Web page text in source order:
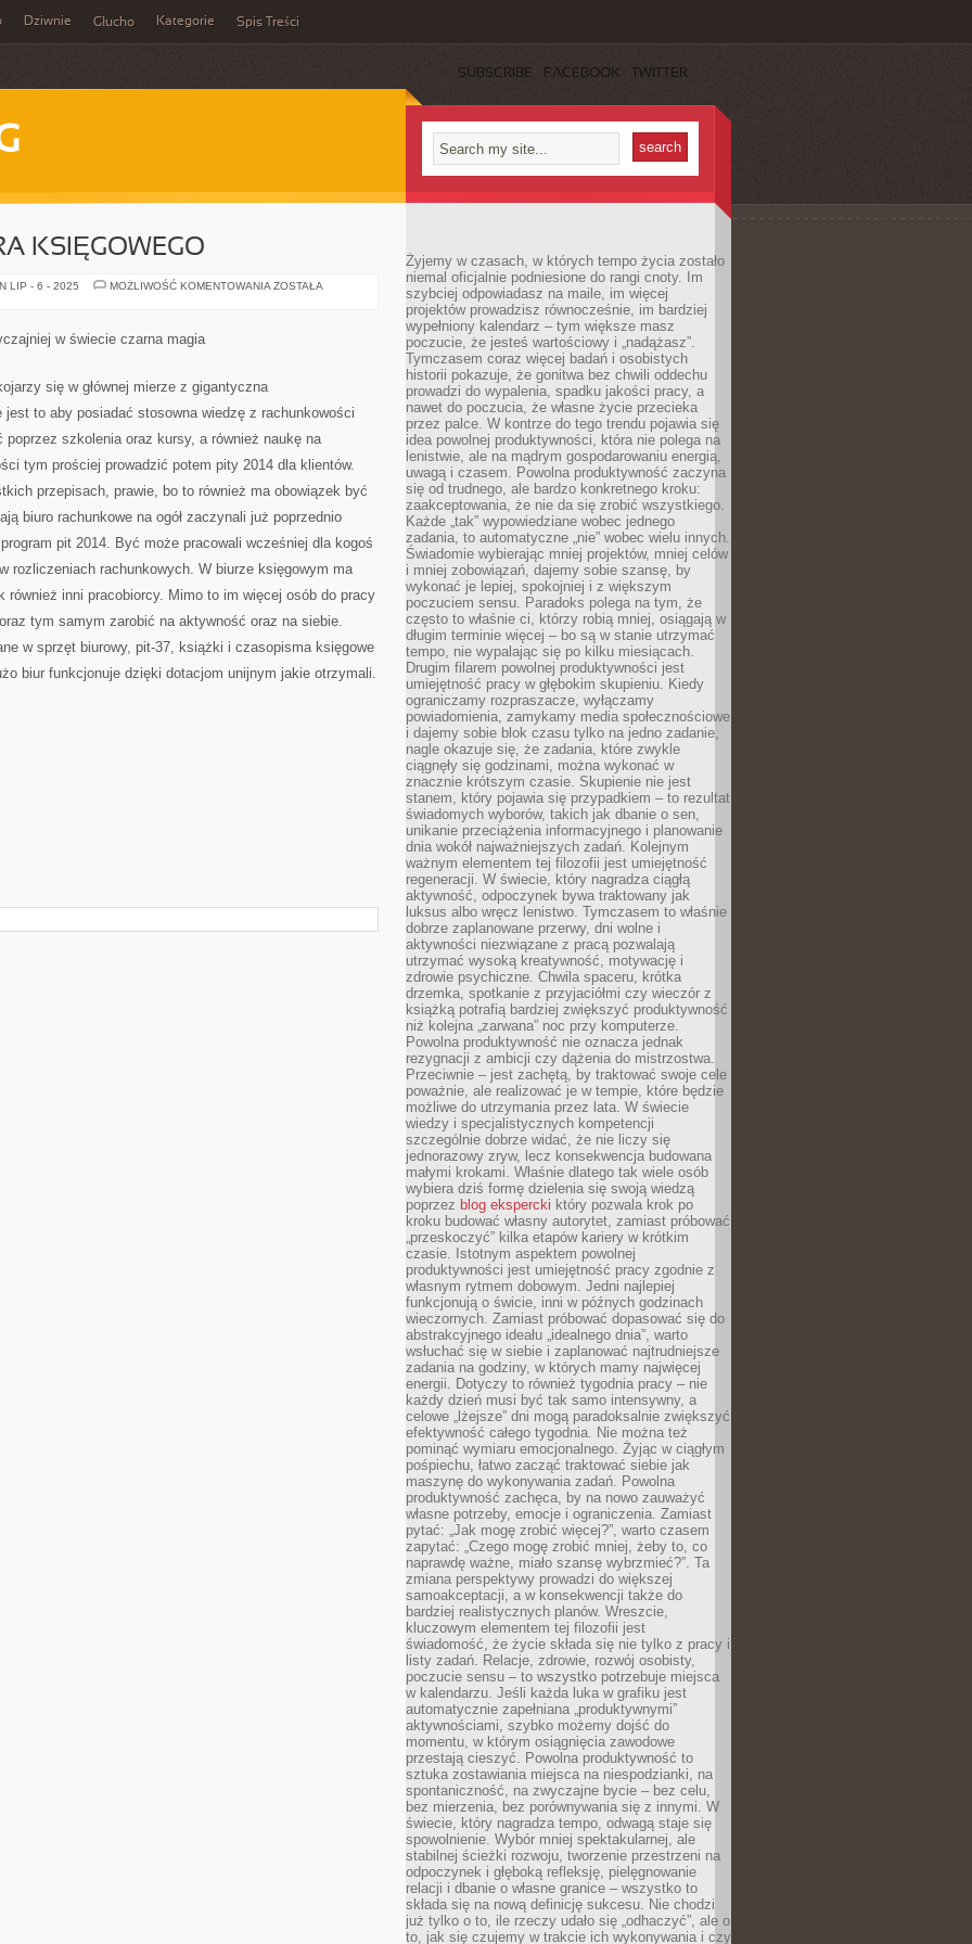
Dziwnie Głucho Kategorie Spis Treści
SUBSCRIBE FACEBOOK TWITTER
KSIĘGOWEGO
LIP - 6 - 2025 MOŻLIWOŚĆ KOMENTOWANIA KIEROWANIE
ZOSTAŁA
w świecie czarna magia
się w głównej mierze z gigantyczna
to aby posiadać stosowna wiedzę z rachunkowości
szkolenia oraz kursy, a również naukę na
tym prościej prowadzić potem pity 2014 dla klientów.
przepisach, prawie, bo to również ma obowiązek być
biuro rachunkowe na ogół zaczynali już poprzednio
pit 2014. Być może pracowali wcześniej dla kogoś
rozliczeniach rachunkowych. W biurze księgowym ma
również inni pracobiorcy. Mimo to im więcej osób do pracy
tym samym zarobić na aktywność oraz na siebie.
w sprzęt biurowy, pit-37, książki i czasopisma księgowe
biur funkcjonuje dzięki dotacjom unijnym jakie otrzymali.
Żyjemy w czasach, w których tempo życia zostało
niemal oficjalnie podniesione do rangi cnoty. Im
szybciej odpowiadasz na maile, im więcej
projektów prowadzisz równocześnie, im bardziej
wypełniony kalendarz – tym większe masz
poczucie, że jesteś wartościowy i „nadążasz”.
Tymczasem coraz więcej badań i osobistych
historii pokazuje, że gonitwa bez chwili oddechu
prowadzi do wypalenia, spadku jakości pracy, a
nawet do poczucia, że własne życie przecieka
przez palce. W kontrze do tego trendu pojawia się
idea powolnej produktywności, która nie polega na
lenistwie, ale na mądrym gospodarowaniu energią,
uwagą i czasem. Powolna produktywność zaczyna
się od trudnego, ale bardzo konkretnego kroku:
zaakceptowania, że nie da się zrobić wszystkiego.
Każde „tak” wypowiedziane wobec jednego
zadania, to automatyczne „nie” wobec wielu innych.
Świadomie wybierając mniej projektów, mniej celów
i mniej zobowiązań, dajemy sobie szansę, by
wykonać je lepiej, spokojniej i z większym
poczuciem sensu. Paradoks polega na tym, że
często to właśnie ci, którzy robią mniej, osiągają w
długim terminie więcej – bo są w stanie utrzymać
tempo, nie wypalając się po kilku miesiącach.
Drugim filarem powolnej produktywności jest
umiejętność pracy w głębokim skupieniu. Kiedy
ograniczamy rozpraszacze, wyłączamy
powiadomienia, zamykamy media społecznościowe
i dajemy sobie blok czasu tylko na jedno zadanie,
nagle okazuje się, że zadania, które zwykle
ciągnęły się godzinami, można wykonać w
znacznie krótszym czasie. Skupienie nie jest
stanem, który pojawia się przypadkiem – to rezultat
świadomych wyborów, takich jak dbanie o sen,
unikanie przeciążenia informacyjnego i planowanie
dnia wokół najważniejszych zadań. Kolejnym
ważnym elementem tej filozofii jest umiejętność
regeneracji. W świecie, który nagradza ciągłą
aktywność, odpoczynek bywa traktowany jak
luksus albo wręcz lenistwo. Tymczasem to właśnie
dobrze zaplanowane przerwy, dni wolne i
aktywności niezwiązane z pracą pozwalają
utrzymać wysoką kreatywność, motywację i
zdrowie psychiczne. Chwila spaceru, krótka
drzemka, spotkanie z przyjaciółmi czy wieczór z
książką potrafią bardziej zwiększyć produktywność
niż kolejna „zarwana” noc przy komputerze.
Powolna produktywność nie oznacza jednak
rezygnacji z ambicji czy dążenia do mistrzostwa.
Przeciwnie – jest zachętą, by traktować swoje cele
poważnie, ale realizować je w tempie, które będzie
możliwe do utrzymania przez lata. W świecie
wiedzy i specjalistycznych kompetencji
szczególnie dobrze widać, że nie liczy się
jednorazowy zryw, lecz konsekwencja budowana
małymi krokami. Właśnie dlatego tak wiele osób
wybiera dziś formę dzielenia się swoją wiedzą
poprzez blog ekspercki który pozwala krok po
kroku budować własny autorytet, zamiast próbować
„przeskoczyć” kilka etapów kariery w krótkim
czasie. Istotnym aspektem powolnej
produktywności jest umiejętność pracy zgodnie z
własnym rytmem dobowym. Jedni najlepiej
funkcjonują o świcie, inni w późnych godzinach
wieczornych. Zamiast próbować dopasować się do
abstrakcyjnego ideału „idealnego dnia”, warto
wsłuchać się w siebie i zaplanować najtrudniejsze
zadania na godziny, w których mamy najwięcej
energii. Dotyczy to również tygodnia pracy – nie
każdy dzień musi być tak samo intensywny, a
celowe „lżejsze” dni mogą paradoksalnie zwiększyć
efektywność całego tygodnia. Nie można też
pominąć wymiaru emocjonalnego. Żyjąc w ciągłym
pośpiechu, łatwo zacząć traktować siebie jak
maszynę do wykonywania zadań. Powolna
produktywność zachęca, by na nowo zauważyć
własne potrzeby, emocje i ograniczenia. Zamiast
pytać: „Jak mogę zrobić więcej?”, warto czasem
zapytać: „Czego mogę zrobić mniej, żeby to, co
naprawdę ważne, miało szansę wybrzmieć?”. Ta
zmiana perspektywy prowadzi do większej
samoakceptacji, a w konsekwencji także do
bardziej realistycznych planów. Wreszcie,
kluczowym elementem tej filozofii jest
świadomość, że życie składa się nie tylko z pracy i
listy zadań. Relacje, zdrowie, rozwój osobisty,
poczucie sensu – to wszystko potrzebuje miejsca
w kalendarzu. Jeśli każda luka w grafiku jest
automatycznie zapełniana „produktywnymi”
aktywnościami, szybko możemy dojść do
momentu, w którym osiągnięcia zawodowe
przestają cieszyć. Powolna produktywność to
sztuka zostawiania miejsca na niespodzianki, na
spontaniczność, na zwyczajne bycie – bez celu,
bez mierzenia, bez porównywania się z innymi. W
świecie, który nagradza tempo, odwagą staje się
spowolnienie. Wybór mniej spektakularnej, ale
stabilnej ścieżki rozwoju, tworzenie przestrzeni na
odpoczynek i głęboką refleksję, pielęgnowanie
relacji i dbanie o własne granice – wszystko to
składa się na nową definicję sukcesu. Nie chodzi
już tylko o to, ile rzeczy udało się „odhaczyć”, ale o
to, jak się czujemy w trakcie ich wykonywania i czy